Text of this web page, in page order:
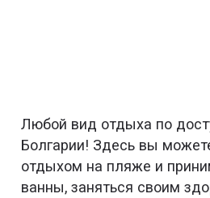
Любой вид отдыха по
Болгарии! Здесь вы
отдыхом на пляже и
ванны, заняться своим